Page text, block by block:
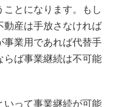
とになります。もし
動産は手放さなければ
事業用であれば代替手
らば事業継続は不可能
いって事業継続が可能